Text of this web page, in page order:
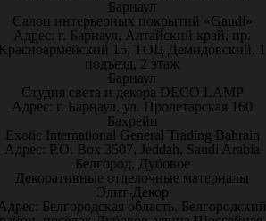
Барнаул
Салон интерьерных покрытий «Gaudi»
Адрес: г. Барнаул, Алтайский край, пр.
15, ТОЦ Демидовский, 1
подъезд, 2 этаж
Барнаул
Студия света и декора DECO LAMP
Адрес: г. Барнаул, ул. Пролетарская 160
Бахрейн
Exotic International General Trading Bahrain
Адрес: P.O. Box 3507, Jeddah, Saudi Arabia
Белгород, Дубовое
Декоративные отделочные материалы
Элит-Декор
Белгородская область, Белгородский